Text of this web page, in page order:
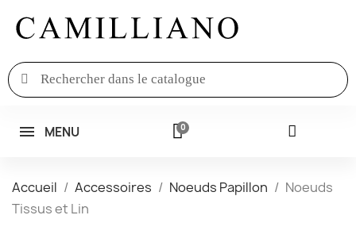
MENU
Accueil Accessoires Noeuds Papillon
Noeuds
Tissus et Lin